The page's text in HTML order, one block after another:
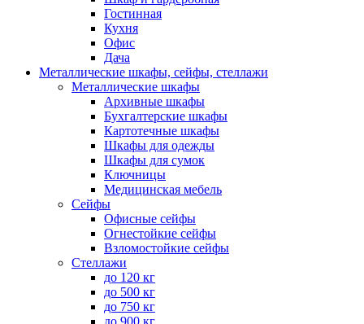
Гостинная
Кухня
Офис
Дача
Металлические шкафы, сейфы, стеллажи
Металлические шкафы
Архивные шкафы
Бухгалтерские шкафы
Картотечные шкафы
Шкафы для одежды
Шкафы для сумок
Ключницы
Медицинская мебель
Сейфы
Офисные сейфы
Огнестойкие сейфы
Взломостойкие сейфы
Стеллажи
до 120 кг
до 500 кг
до 750 кг
до 900 кг